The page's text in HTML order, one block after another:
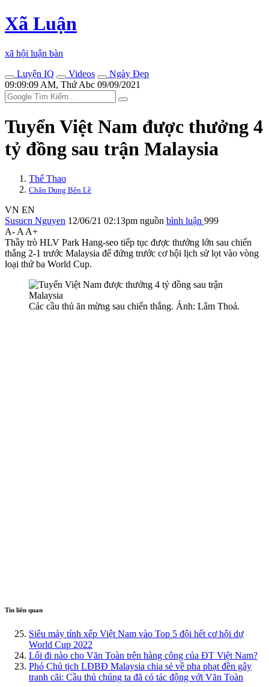
Xã Luận
xã hội luận bàn
Luyện IQ
Videos
Ngày Đẹp
09:09:09 AM, Thứ Abc 09/09/2021
Tuyển Việt Nam được thưởng 4
tỷ đồng sau trận Malaysia
Thể Thao
Chân Dung Bên Lề
VN EN
Susucn Nguyen 12/06/21 02:13pm nguồn bình luận 999
A- A A+
Thầy trò HLV Park Hang-seo tiếp tục được thưởng lớn sau chiến
thắng 2-1 trước Malaysia để đứng trước cơ hội lịch sử lọt vào vòng
loại thứ ba World Cup.
Các cầu thủ ăn mừng sau chiến thắng. Ảnh: Lâm Thoả.
Tin liên quan
Siêu máy tính xếp Việt Nam vào Top 5 đội hết cơ hội dự
World Cup 2022
Lối đi nào cho Văn Toàn trên hàng công của ĐT Việt Nam?
Phó Chủ tịch LĐBĐ Malaysia chia sẻ về pha phạt đền gây
tranh cãi: Cầu thủ chúng ta đã có tác động với Văn Toàn